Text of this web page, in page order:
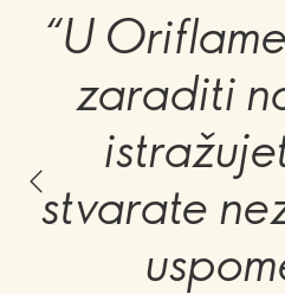
“U
zaraditi
stvarate